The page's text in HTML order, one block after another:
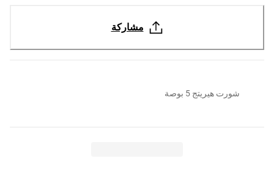
مشاركة
شورت هيريتج 5 بوصة